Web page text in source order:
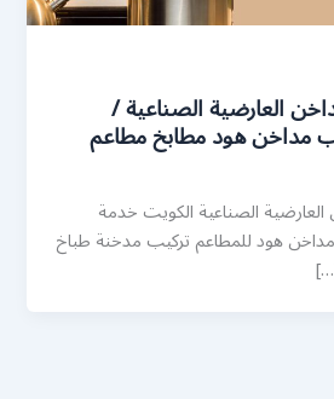
العارضية الصناعية /
الصناعية الكويت خدمة
هود للمطاعم تركيب مدخنة طباخ